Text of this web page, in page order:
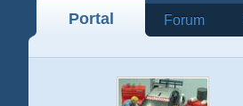
Portal Forum